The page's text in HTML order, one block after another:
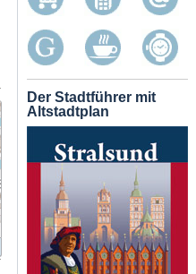
Der Stadtführer mit
Altstadtplan